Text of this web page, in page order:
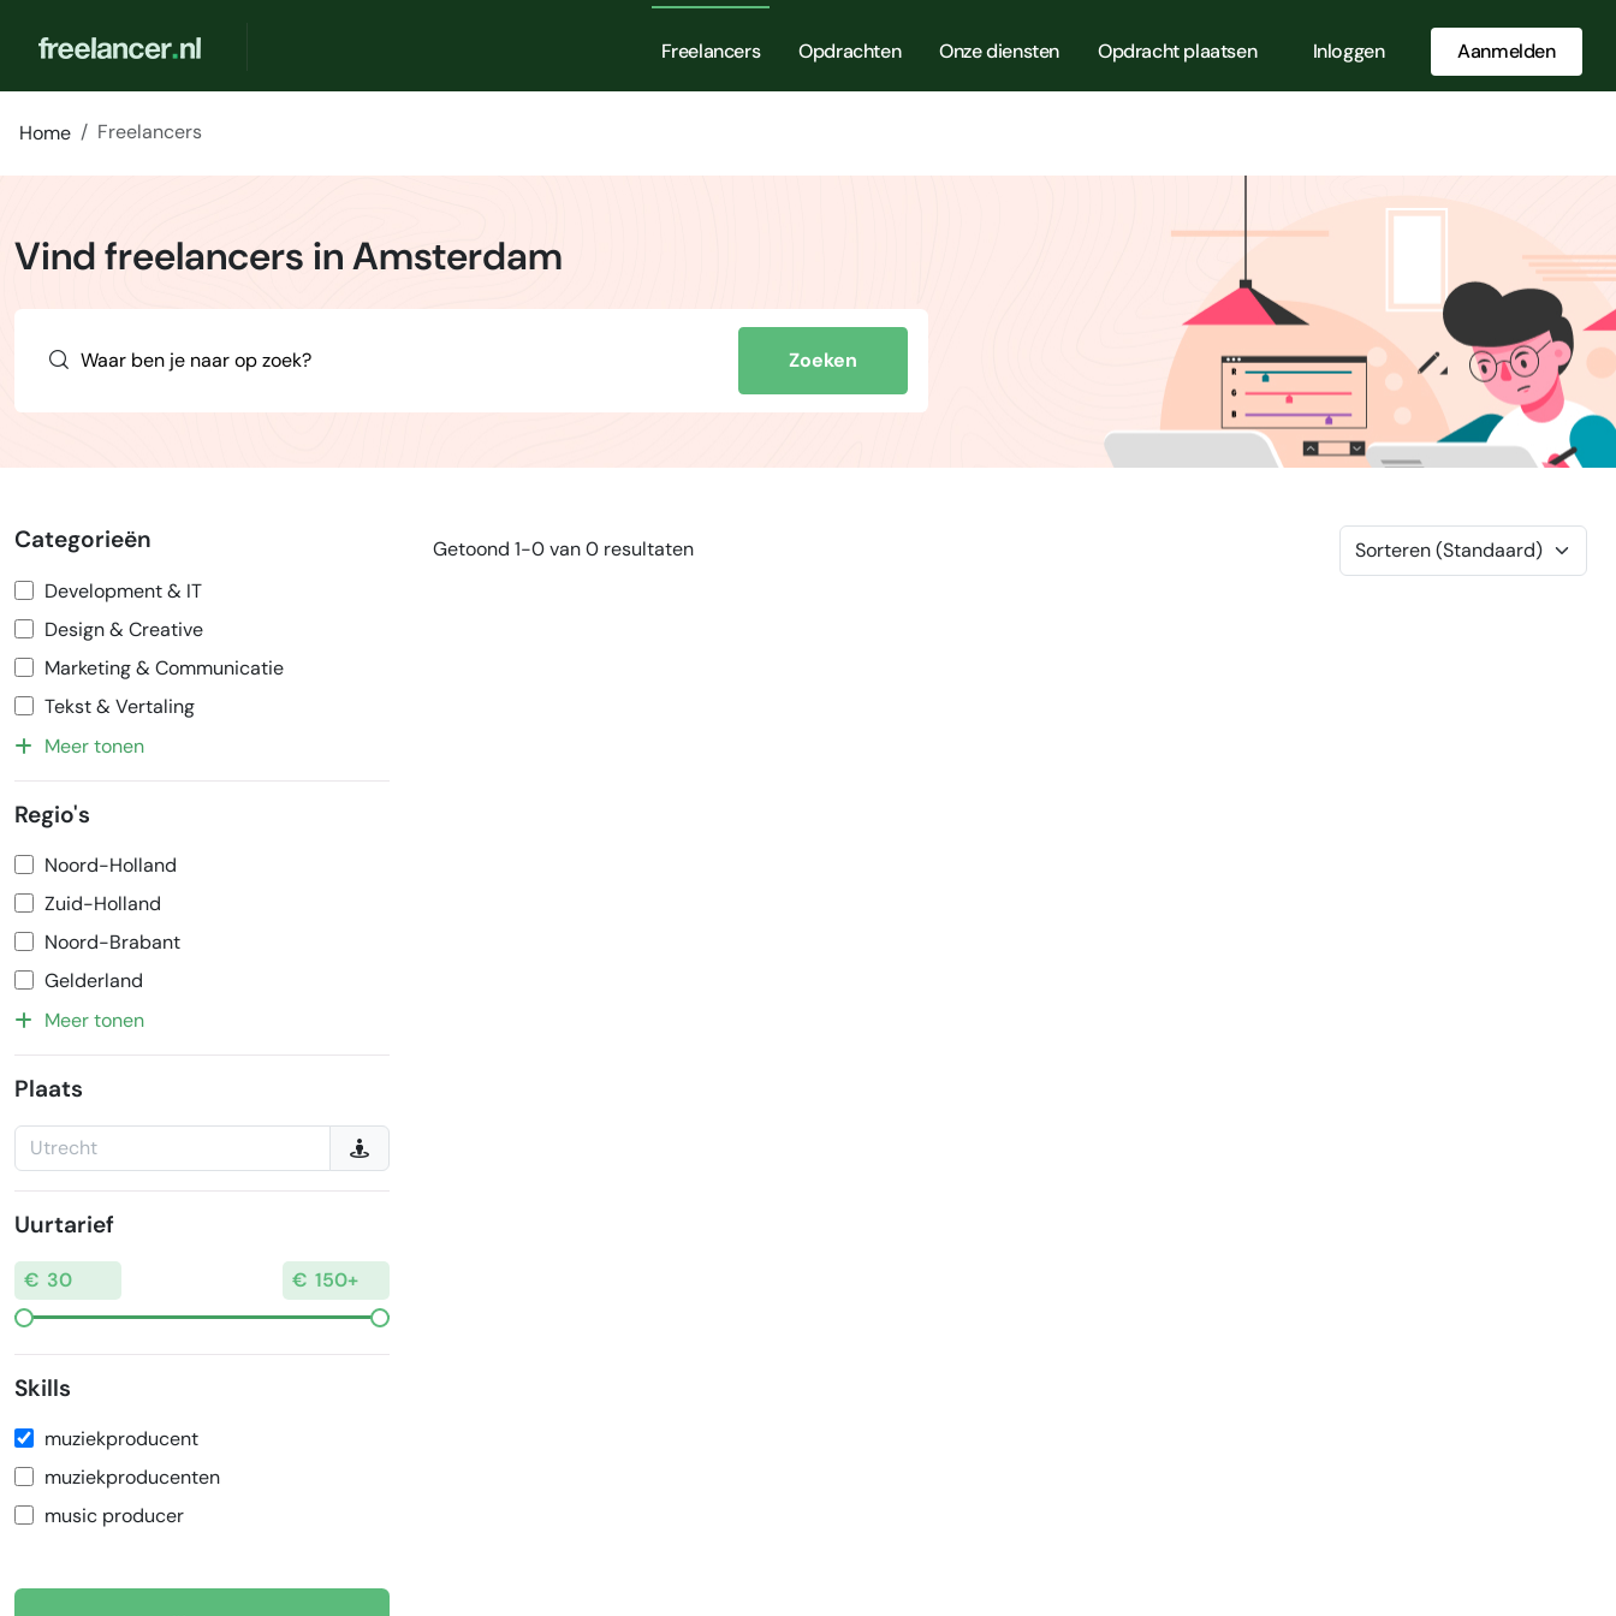
Freelancers Opdrachten Onze diensten Opdracht plaatsen Inloggen Aanmelden
Home Freelancers
Vind freelancers in Amsterdam
Zoeken
Categorieën
Development & IT
Design & Creative
Marketing & Communicatie
Tekst & Vertaling
Meer tonen
Regio's
Noord-Holland
Zuid-Holland
Noord-Brabant
Gelderland
Meer tonen
Plaats
Uurtarief
Skills
muziekproducent
muziekproducenten
music producer
Getoond 1-0 van 0 resultaten